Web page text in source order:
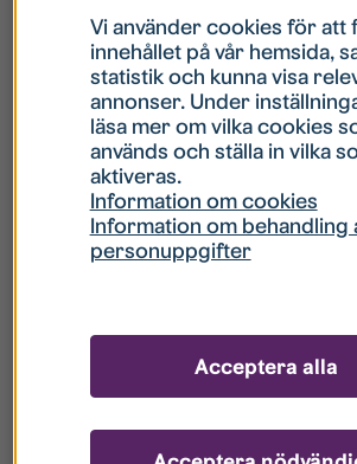
vuxen person kan ersättas
Det är ditt ansvar att se till
gällande hemförsäkring.
Studentbostäder utför
att kontrollera att du som
hyresgäst uppfyller kraven
aktivt studerande vid
universitet med en
Studentbostäder
välja hyresgäst.
Vi använder cookies för att
innehållet på vår hemsida,
statistik och kunna visa
annonser. Under
läsa mer om vilka cookies
används och ställa in vilka
aktiveras.
Information om cookies
Information om behandling
personuppgifter
Acceptera alla